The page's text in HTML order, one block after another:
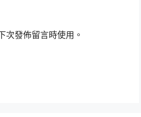
次發佈留言時使用。